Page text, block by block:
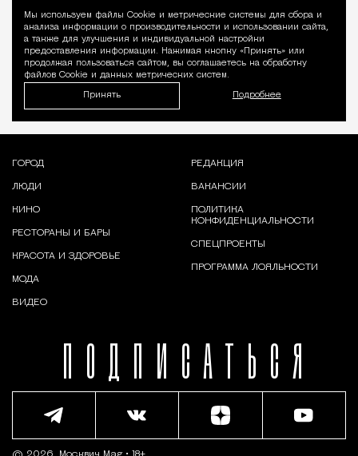
Уведомление
Мы используем файлы Сookie и метрические системы для сбора и
анализа информации о производительности и использовании сайта,
а также для улучшения и индивидуальной настройки
предоставления информации. Нажимая кнопку «Принять» или
продолжая пользоваться сайтом, вы соглашаетесь на обработку
файлов Cookie и данных метрических систем.
Принять Подробнее
ПОДПИСАТЬСЯ
ГОРОД
ЛЮДИ
КИНО
РЕСТОРАНЫ И БАРЫ
КРАСОТА И ЗДОРОВЬЕ
МОДА
ВИДЕО
РЕДАКЦИЯ
ВАКАНСИИ
ПОЛИТИКА
КОНФИДЕНЦИАЛЬНОСТИ
СПЕЦПРОЕКТЫ
ПРОГРАММА ЛОЯЛЬНОСТИ